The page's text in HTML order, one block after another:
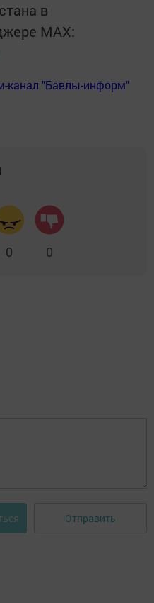
в
MАХ:
канал "Бавлы-информ"
0 0
Отправить